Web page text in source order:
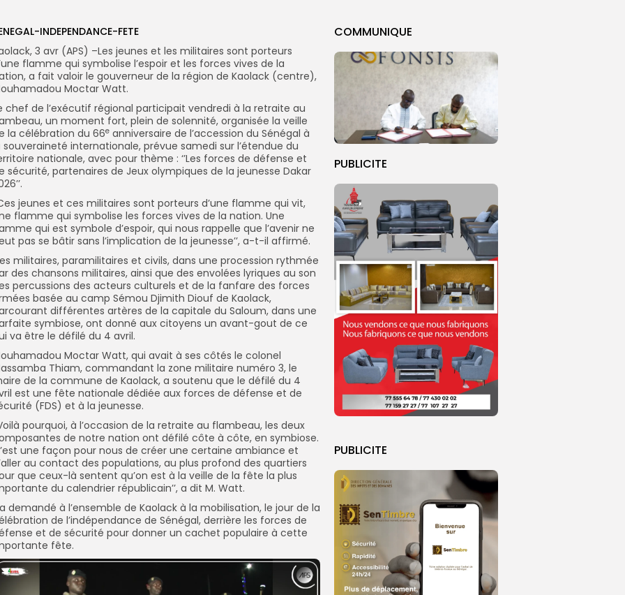
COMMUNIQUE
PUBLICITE
PUBLICITE
INDEPENDANCE-FETE
3 avr (APS) –Les jeunes et les militaires sont porteurs
flamme qui symbolise l’espoir et les forces vives de la
a fait valoir le gouverneur de la région de Kaolack (centre),
Moctar Watt.
chef de l’exécutif régional participait vendredi à la retraite au
un moment fort, plein de solennité, organisée la veille
la célébration du 66e anniversaire de l’accession du Sénégal à
souveraineté internationale, prévue samedi sur l’étendue du
nationale, avec pour thème : ‘’Les forces de défense et
sécurité, partenaires de Jeux olympiques de la jeunesse Dakar
jeunes et ces militaires sont porteurs d’une flamme qui vit,
flamme qui symbolise les forces vives de la nation. Une
qui est symbole d’espoir, qui nous rappelle que l’avenir ne
pas se bâtir sans l’implication de la jeunesse’’, a-t-il affirmé.
militaires, paramilitaires et civils, dans une procession rythmée
des chansons militaires, ainsi que des envolées lyriques au son
percussions des acteurs culturels et de la fanfare des forces
basée au camp Sémou Djimith Diouf de Kaolack,
différentes artères de la capitale du Saloum, dans une
symbiose, ont donné aux citoyens un avant-gout de ce
va être le défilé du 4 avril.
Moctar Watt, qui avait à ses côtés le colonel
Thiam, commandant la zone militaire numéro 3, le
de la commune de Kaolack, a soutenu que le défilé du 4
est une fête nationale dédiée aux forces de défense et de
(FDS) et à la jeunesse.
pourquoi, à l’occasion de la retraite au flambeau, les deux
de notre nation ont défilé côte à côte, en symbiose.
une façon pour nous de créer une certaine ambiance et
au contact des populations, au plus profond des quartiers
que ceux-là sentent qu’on est à la veille de la fête la plus
du calendrier républicain’’, a dit M. Watt.
demandé à l’ensemble de Kaolack à la mobilisation, le jour de la
de l’indépendance de Sénégal, derrière les forces de
et de sécurité pour donner un cachet populaire à cette
fête.